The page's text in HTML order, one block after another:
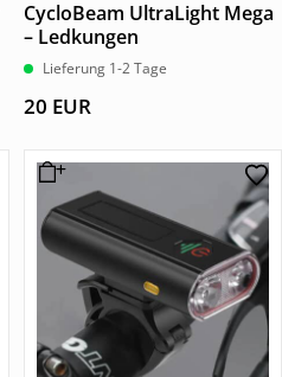
CycloBeam UltraLight Mega
– Ledkungen
Lieferung 1-2 Tage
20 EUR